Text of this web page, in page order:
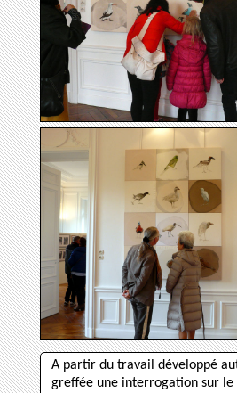
A partir du travail développé
greffée une interrogation sur le